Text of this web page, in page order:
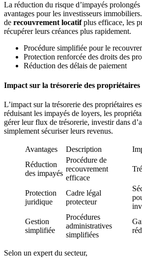
La réduction du risque d’impayés
avantages pour les investisseurs
de recouvrement locatifplus efficace, les
récupérer leurs créances plus rapidement.
Procédure simplifiée pour le
Protection renforcée des droits des
Réduction des délais de paiement
Impact sur la trésorerie des propriétaires
L’impact sur la trésorerie des propriétaires
réduisant les impayés de loyers, les
gérer leur flux de trésorerie, investir dans
simplement sécuriser leurs revenus.
Avantages Description
Réduction
des impayés
Procédure de
recouvrement
efficace
Protection
juridique
Cadre légal
protecteur
Gestion
simplifiée
Procédures
administratives
simplifiées
Selon un expert du secteur,